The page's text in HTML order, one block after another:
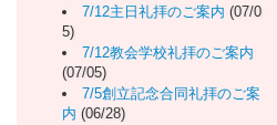
7/12主日礼拝のご案内 (07/0
5)
7/12教会学校礼拝のご案内
(07/05)
7/5創立記念合同礼拝のご案
内 (06/28)